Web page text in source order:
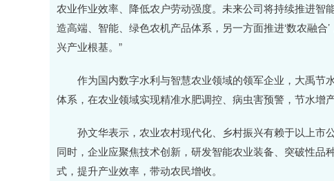
农业作业效率、降低农户劳动强度。未来公司将持续推进智
造高端、智能、绿色农机产品体系，另一方面推进‘数农融
兴产业根基。”
作为国内数字水利与智慧农业领域的领军企业，大禹节
体系，在农业领域实现精准水肥调控、病虫害预警，节水增产
孙文华表示，农业农村现代化、乡村振兴有赖于以上市
同时，企业应聚焦技术创新，研发智能农业装备、突破性品
式，提升产业效率，带动农民增收。